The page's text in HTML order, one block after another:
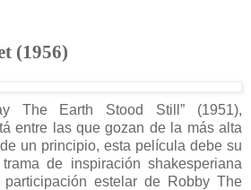
(1956)
The Earth Stood Still” (1951),
entre las que gozan de la más alta
un principio, esta película debe su
de inspiración shakesperiana
estelar de Robby The